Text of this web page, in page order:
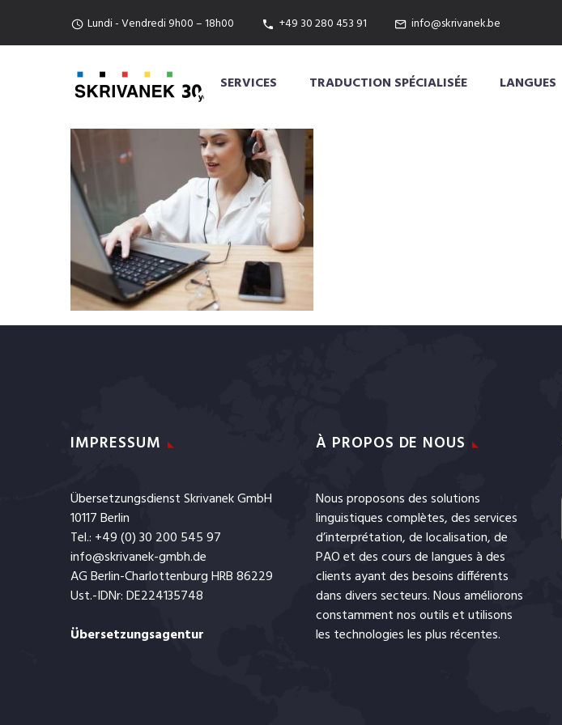
Lundi - Vendredi 9h00 – 18h00 +49 30 280 453 91 info@skrivanek.be
SERVICES TRADUCTION SPÉCIALISÉE LANGUES
IMPRESSUM
Übersetzungsdienst Skrivanek GmbH
10117 Berlin
Tel.: +49 (0) 30 200 545 97
info@skrivanek-gmbh.de
AG Berlin-Charlottenburg HRB 86229
Ust.-IDNr: DE224135748
Übersetzungsagentur
À PROPOS DE NOUS
Nous proposons des solutions
linguistiques complètes, des services
d’interprétation, delocalisation, de
PAOetdes cours de languesà des
clients ayant des besoins différents
dans divers secteurs. Nous améliorons
constamment nos outils et utilisons
les technologies les plus récentes.